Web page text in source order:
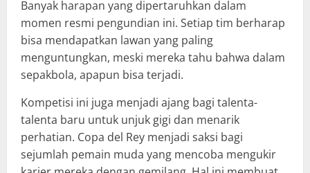
Banyak harapan yang dipertaruhkan dalam
momen resmi pengundian ini. Setiap tim berharap
bisa mendapatkan lawan yang paling
menguntungkan, meski mereka tahu bahwa dalam
sepakbola, apapun bisa terjadi.
Kompetisi ini juga menjadi ajang bagi talenta-
talenta baru untuk unjuk gigi dan menarik
perhatian. Copa del Rey menjadi saksi bagi
sejumlah pemain muda yang mencoba mengukir